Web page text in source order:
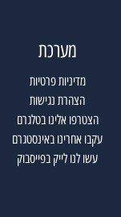
מערכת
מדיניות פרטיות
הצהרת נגישות
הצטרפו אלינו בטלגרם
עקבו אחרינו באינסטגרם
עשו לנו לייק בפייסבוק